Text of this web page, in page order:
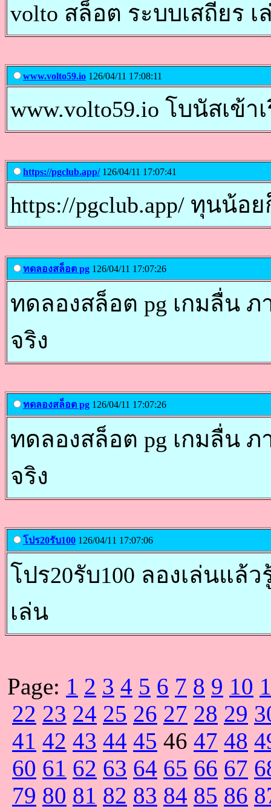
volto สล็อต ระบบเสถียร
www.volto59.io 126/04/11 17:08:11
www.volto59.io โบนัสเข้
https://pgclub.app/126/04/11 17:07:41
https://pgclub.app/ ทุนน้อ
ทดลองสล็อต pg 126/04/11 17:07:26
ทดลองสล็อต pg เกมลื่น
จริง
ทดลองสล็อต pg 126/04/11 17:07:26
ทดลองสล็อต pg เกมลื่น
จริง
โปร20รับ100 126/04/11 17:07:06
โปร20รับ100 ลองเล่นแล้
เล่น
Page: 1 2 3 4 5 6 7 8 9 10
22 23 24 25 26 27 28 29
41 42 43 44 45 46 47 48
60 61 62 63 64 65 66 67
79 80 81 82 83 84 85 86